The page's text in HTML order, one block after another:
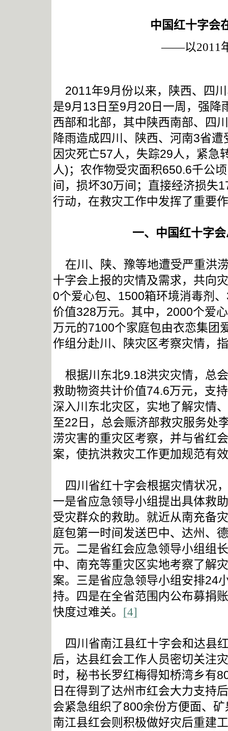
中国红十字会
——以2011
2011年9月份以来，陕西、四
是9月 13 日 至9月 20 日 一周，强降
西部和北部，其中陕西南部、四
降雨造成四川、陕西、河南3省遭
因灾死亡57人，失踪29人，紧急
人)；农作物受灾面积650.6千公
间，损坏30万间；直接经济损失
行动，在救灾工作中发挥了重要
一、中国红十字
在川、陕、豫等地遭受严重洪
十字会上报的灾情及需求，共向
0个爱心包、 1500箱环境消毒剂、
价值328万元。其中， 2000个爱
万元的7100个家庭包由衣恋集团
作组分赴川、陕灾区考察灾情，
根据川东北9.18洪灾灾情，总
救助物资共计价值74.6万元，支
深入川东北灾区，实地了解灾情
至22 日，总会赈济部救灾服务处
涝灾害的重灾区考察，并与省红
案，使抗洪救灾工作更加规范有
四川省红十字会根据灾情状况
一是省应急领导小组提出具体救
受灾群众的救助。就近从南充备
庭包第一时间发送巴中、达州、
元。二是省红会应急领导小组组
中、南充等重灾区实地考察了解
案。三是省应急领导小组安排24
持。四是在全省范围内公布募捐
快度过难关。 [4]
四川省南江县红十字会和达县
后，达县红会工作人员密切关注
时，秘书长罗红梅得知桥湾乡有
日在得到了达州市红会大力支持
会紧急组织了800余份方便面、
南江县红会则积极做好灾后重建